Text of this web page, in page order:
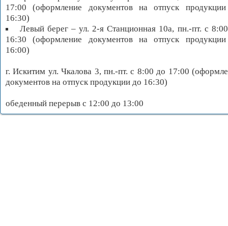
17:00 (оформление документов на отпуск
16:30)
Левый берег – ул. 2-я Станционная 10а, пн.-пт. с
16:30 (оформление документов на отпуск
16:00)
г. Искитим ул. Чкалова 3, пн.-пт. с 8:00 до 17:00
документов на отпуск продукции до 16:30)
обеденный перерыв с 12:00 до 13:00